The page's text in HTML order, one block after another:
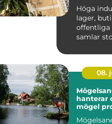
Höga
lager,
offentliga
samlar
smuts
08.
hanterar
mögel